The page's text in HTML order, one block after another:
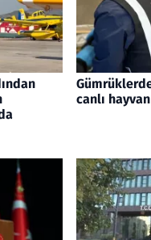
canlı